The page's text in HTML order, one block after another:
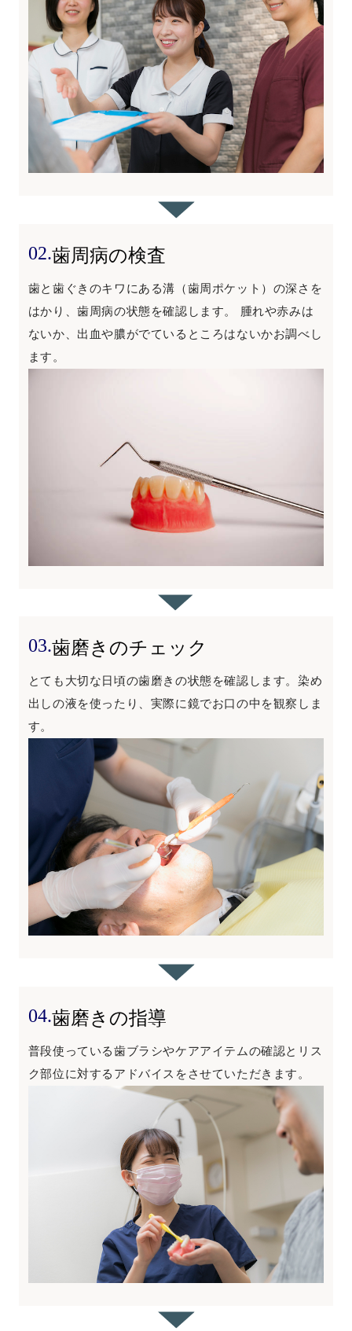
02.歯周病の検査
歯と歯ぐきのキワにある溝（歯周ポケット）の深さを
はかり、歯周病の状態を確認します。 腫れや赤みは
ないか、出血や膿がでているところはないかお調べし
ます。
03.歯磨きのチェック
とても大切な日頃の歯磨きの状態を確認します。染め
出しの液を使ったり、実際に鏡でお口の中を観察しま
す。
04.歯磨きの指導
普段使っている歯ブラシやケアアイテムの確認とリス
ク部位に対するアドバイスをさせていただきます。